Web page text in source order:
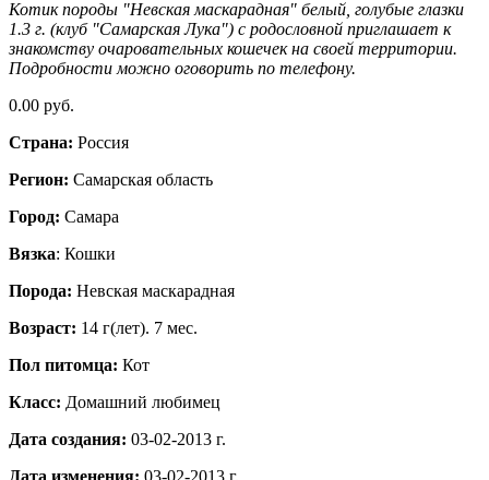
Котик породы "Невская маскарадная" белый, голубые глазки
1.3 г. (клуб "Самарская Лука") с родословной приглашает к
знакомству очаровательных кошечек на своей территории.
Подробности можно оговорить по телефону.
0.00 руб.
Страна: Россия
Регион: Самарская область
Город: Самара
Вязка: Кошки
Порода: Невская маскарадная
Возраст: 14 г(лет). 7 мес.
Пол питомца: Кот
Класс: Домашний любимец
Дата создания: 03-02-2013 г.
Дата изменения: 03-02-2013 г.